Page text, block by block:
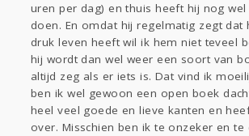
uren per dag) en thuis heeft hij nog wel
doen. En omdat hij regelmatig zegt dat
druk leven heeft wil ik hem niet teveel
hij wordt dan wel weer een soort van
altijd zeg als er iets is. Dat vind ik
ben ik wel gewoon een open boek
heel veel goede en lieve kanten en
over. Misschien ben ik te onzeker en te